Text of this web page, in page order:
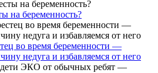
на беременность?
во время беременности —
недуга и избавляемся от него